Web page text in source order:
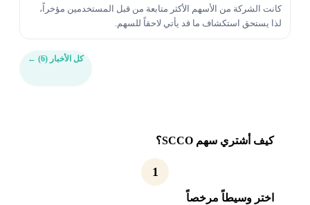
كانت الشركة من الأسهم الأكثر متابعة من قبل المستخدمين مؤخراً،
لذا يستحق استكشاف ما قد يأتي لاحقاً للسهم.
كل الأخبار (6) ←
كيف أشتري سهم SCCO؟
1
اختر وسيطاً مرخصاً